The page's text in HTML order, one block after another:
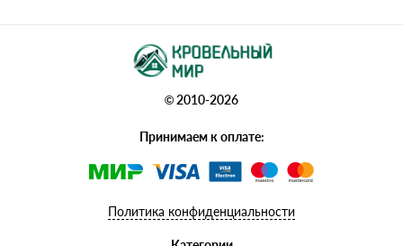
© 2010-2026
Принимаем к оплате:
Политика конфиденциальности